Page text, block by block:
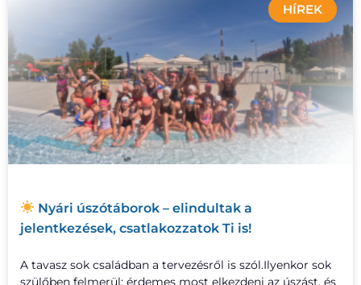
HÍREK
Nyári úszótáborok – elindultak a
jelentkezések, csatlakozzatok Ti is!
A tavasz sok családban a tervezésről is szól.Ilyenkor sok
szülőben felmerül: érdemes most elkezdeni az úszást, és